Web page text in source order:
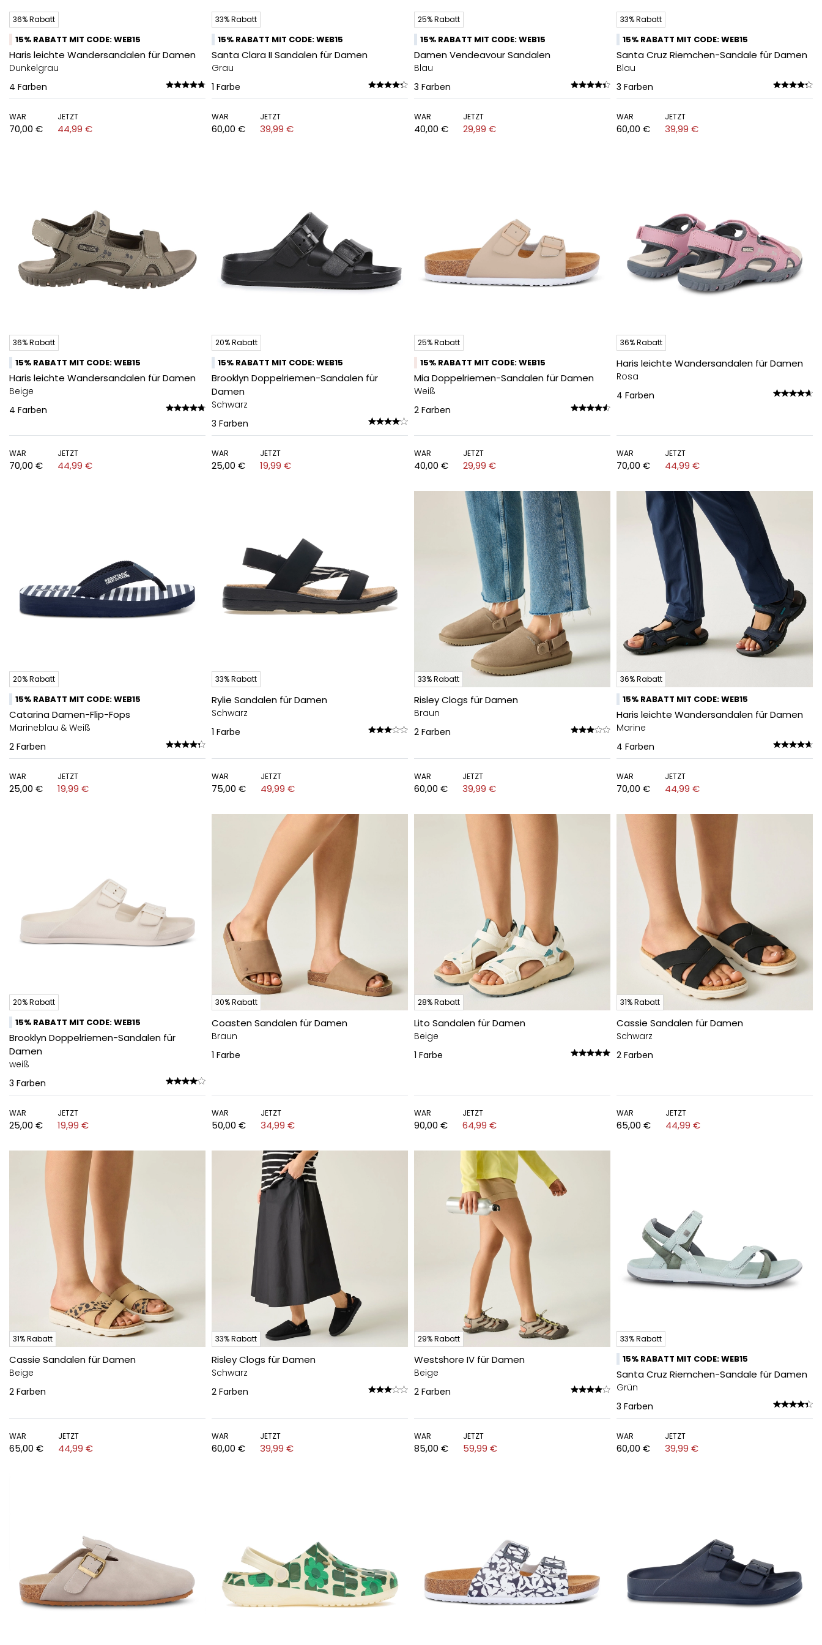
36% Rabatt
15% RABATT MIT CODE: WEB15
Haris leichte Wandersandalen für Damen
Dunkelgrau
4 Farben
WAR
70,00 €
JETZT
44,99 €
33% Rabatt
15% RABATT MIT CODE: WEB15
Santa Clara II Sandalen für Damen
Grau
1 Farbe
WAR
60,00 €
JETZT
39,99 €
25% Rabatt
15% RABATT MIT CODE: WEB15
Damen Vendeavour Sandalen
Blau
3 Farben
WAR
40,00 €
JETZT
29,99 €
33% Rabatt
15% RABATT MIT CODE: WEB15
Santa Cruz Riemchen-Sandale für Damen
Blau
3 Farben
WAR
60,00 €
JETZT
39,99 €
36% Rabatt
15% RABATT MIT CODE: WEB15
Haris leichte Wandersandalen für Damen
Beige
4 Farben
WAR
70,00 €
JETZT
44,99 €
20% Rabatt
15% RABATT MIT CODE: WEB15
Brooklyn Doppelriemen-Sandalen für
Damen
Schwarz
3 Farben
WAR
25,00 €
JETZT
19,99 €
25% Rabatt
15% RABATT MIT CODE: WEB15
Mia Doppelriemen-Sandalen für Damen
Weiß
2 Farben
WAR
40,00 €
JETZT
29,99 €
36% Rabatt
Haris leichte Wandersandalen für Damen
Rosa
4 Farben
WAR
70,00 €
JETZT
44,99 €
20% Rabatt
15% RABATT MIT CODE: WEB15
Catarina Damen-Flip-Fops
Marineblau & Weiß
2 Farben
WAR
25,00 €
JETZT
19,99 €
33% Rabatt
Rylie Sandalen für Damen
Schwarz
1 Farbe
WAR
75,00 €
JETZT
49,99 €
33% Rabatt
Risley Clogs für Damen
Braun
2 Farben
WAR
60,00 €
JETZT
39,99 €
36% Rabatt
15% RABATT MIT CODE: WEB15
Haris leichte Wandersandalen für Damen
Marine
4 Farben
WAR
70,00 €
JETZT
44,99 €
20% Rabatt
15% RABATT MIT CODE: WEB15
Brooklyn Doppelriemen-Sandalen für
Damen
weiß
3 Farben
WAR
25,00 €
JETZT
19,99 €
30% Rabatt
Coasten Sandalen für Damen
Braun
1 Farbe
WAR
50,00 €
JETZT
34,99 €
28% Rabatt
Lito Sandalen für Damen
Beige
1 Farbe
WAR
90,00 €
JETZT
64,99 €
31% Rabatt
Cassie Sandalen für Damen
Schwarz
2 Farben
WAR
65,00 €
JETZT
44,99 €
31% Rabatt
Cassie Sandalen für Damen
Beige
2 Farben
WAR
65,00 €
JETZT
44,99 €
33% Rabatt
Risley Clogs für Damen
Schwarz
2 Farben
WAR
60,00 €
JETZT
39,99 €
29% Rabatt
Westshore IV für Damen
Beige
2 Farben
WAR
85,00 €
JETZT
59,99 €
33% Rabatt
15% RABATT MIT CODE: WEB15
Santa Cruz Riemchen-Sandale für Damen
Grün
3 Farben
WAR
60,00 €
JETZT
39,99 €